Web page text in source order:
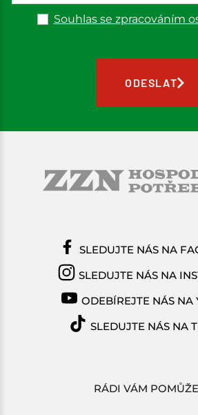
Souhlas se zpracováním
ODESLAT
RÁDI VÁM
SLEDUJTE NÁS NA
SLEDUJTE NÁS NA
ODEBÍREJTE NÁS NA
SLEDUJTE NÁS NA